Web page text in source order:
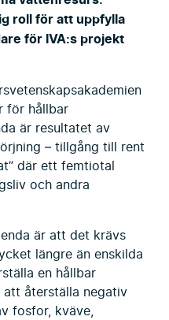
roll för att uppfylla
för IVA:s projekt
för hållbar
är resultatet av
– tillgång till rent
där ett femtiotal
och andra
är att det krävs
längre än enskilda
en hållbar
återställa negativ
fosfor, kväve,